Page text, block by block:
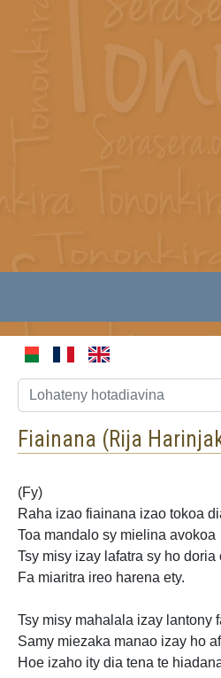
Fiainana (Rija
(Fy)
Raha izao fiainana izao tokoa
Toa mandalo sy mielina avokoa
Tsy misy izay lafatra sy ho doria
Fa miaritra ireo harena ety.
Tsy misy mahalala izay lantony
Samy miezaka manao izay ho
Hoe izaho ity dia tena te